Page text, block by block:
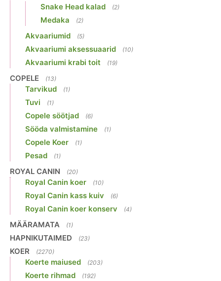
Snake Head kalad
(2)
Medaka (2)
Akvaariumid (5)
Akvaariumi aksessuaarid (10)
Akvaariumi krabi toit (19)
COPELE (13)
Tarvikud (1)
Tuvi (1)
Copele söötjad (6)
Sööda valmistamine (1)
Copele Koer (1)
Pesad (1)
ROYAL CANIN (20)
Royal Canin koer (10)
Royal Canin kass kuiv (6)
Royal Canin koer konserv (4)
MÄÄRAMATA (1)
HAPNIKUTAIMED (23)
KOER (2270)
Koerte maiused (203)
Koerte rihmad (192)